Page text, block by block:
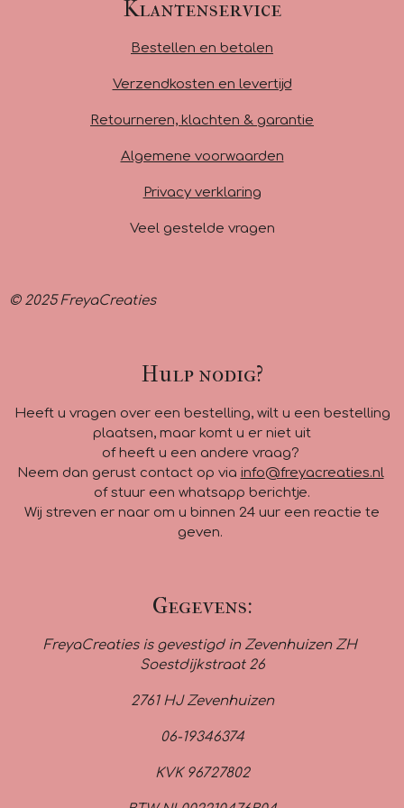
e
o
k
t
g
a
t
A
p
Klantenservice
Bestellen en betalen
Verzendkosten en levertijd
Retourneren, klachten & garantie
Algemene voorwaarden
Privacy verklaring
Veel gestelde vragen
© 2025 FreyaCreaties
Hulp nodig?
Heeft u vragen over een bestelling, wilt u een bestelling
plaatsen, maar komt u er niet uit
of heeft u een andere vraag?
Neem dan gerust contact op via info@freyacreaties.nl
of stuur een whatsapp berichtje.
Wij streven er naar om u binnen 24 uur een reactie te
geven.
Gegevens:
FreyaCreaties is gevestigd in Zevenhuizen ZH
Soestdijkstraat 26
2761 HJ Zevenhuizen
06-19346374
KVK 96727802